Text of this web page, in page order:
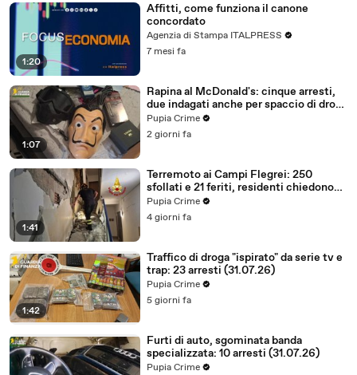
1:20
Affitti, come funziona il canone
concordato
Agenzia di Stampa ITALPRESS
7 mesi fa
1:07
Rapina al McDonald's: cinque arresti,
due indagati anche per spaccio di droga
(03.08.26)
Pupia Crime
2 giorni fa
1:41
Terremoto ai Campi Flegrei: 250
sfollati e 21 feriti, residenti chiedono
certezze sul futuro (01.08.26)
Pupia Crime
4 giorni fa
1:42
Traffico di droga "ispirato" da serie tv e
trap: 23 arresti (31.07.26)
Pupia Crime
5 giorni fa
Furti di auto, sgominata banda
specializzata: 10 arresti (31.07.26)
Pupia Crime